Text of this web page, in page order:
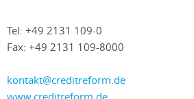
Tel: +49 2131 109-0
Fax: +49 2131 109-8000
kontakt@creditreform.de
www.creditreform.de